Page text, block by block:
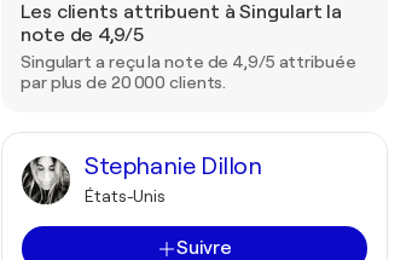
Les clients attribuent à Singulart la
note de 4,9/5
Singulart a reçu la note de 4,9/5 attribuée
par plus de 20 000 clients.
Stephanie Dillon
États-Unis
Suivre